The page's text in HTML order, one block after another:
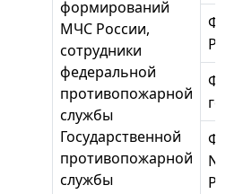
формирований
МЧС России,
сотрудники
федеральной
противопожарной
службы
Государственной
противопожарной
службы
N